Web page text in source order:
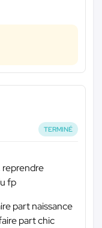
TERMINÉ
reprendre
fp
part naissance
part chic